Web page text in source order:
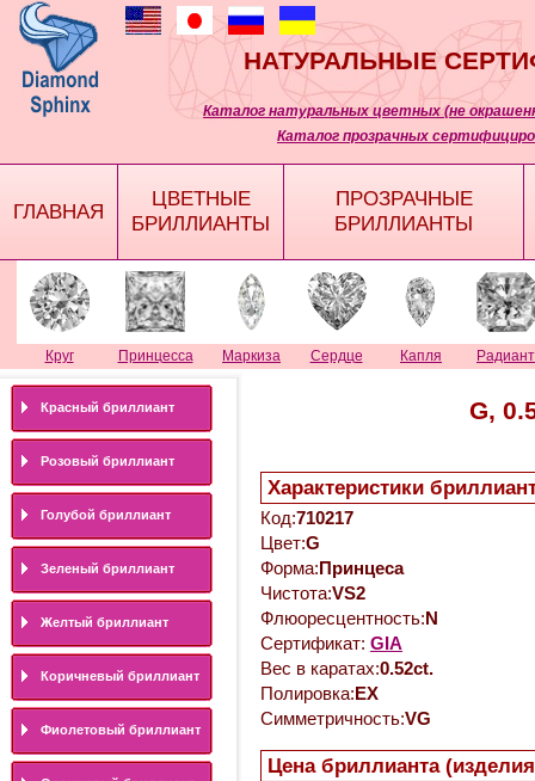
НАТУРАЛЬНЫЕ
Каталог натуральных цветных (не
Каталог прозрачных
ГЛАВНАЯ
ЦВЕТНЫЕ
БРИЛЛИАНТЫ
ПРОЗРАЧНЫЕ
БРИЛЛИАНТЫ
Круг Принцесса Маркиза Сердце Капля Радиант
Красный бриллиант
Розовый бриллиант
Голубой бриллиант
Зеленый бриллиант
Желтый бриллиант
Коричневый бриллиант
Фиолетовый бриллиант
G,
Характеристики
Код:710217
Цвет:G
Форма:Принцеса
Чистота:VS2
Флюоресцентность:N
Сертификат: GIA
Вес в каратах:0.52ct.
Полировка:EX
Симметричность:VG
Цена бриллианта